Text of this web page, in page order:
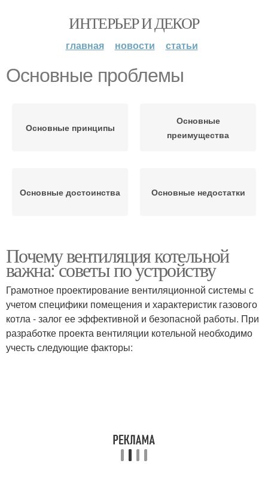
ИНТЕРЬЕР И ДЕКОР
главная новости статьи
Основные проблемы
Основные принципы
Основные
преимущества
Основные достоинства Основные недостатки
Почему вентиляция котельной
важна: советы по устройству
Грамотное проектирование вентиляционной системы с
учетом специфики помещения и характеристик газового
котла - залог ее эффективной и безопасной работы. При
разработке проекта вентиляции котельной необходимо
учесть следующие факторы: